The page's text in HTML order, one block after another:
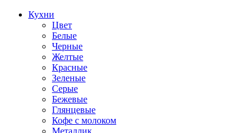
Кухни
Цвет
Белые
Черные
Желтые
Красные
Зеленые
Серые
Бежевые
Глянцевые
Кофе с молоком
Металлик